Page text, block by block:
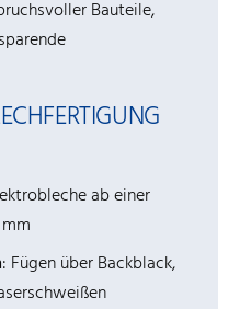
Bauteile,
ab einer
: Fügen über Backblack,